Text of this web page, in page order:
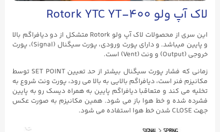
لاک آپ ولو Rotork YTC YT-۴۰۰
این سری از محصولات لاک آپ ولو Rotork متشکل از دو دیافراگم بالا
و پایین میباشد. و دارای پورت ورودی، پورت سیگنال (Signal)، پورت
خروجی (Output) و ونت (Vent) است.
زمانی که فشار پورت سیگنال بیشتر از حد تعیین SET POINT توسط
مکانیزم فنر است، دیافراگم بالایی به بالا می رود، پورت ونت شروع به
تخلیه می کند و متعاقبا دیافراگم پایین به همراه دیسک رو به پایین
فشرده شده و خط هوا باز می شود. همین مکانیزم به صورت عکس
جهت CLOSE شدن خط هوا استفاده می شود.